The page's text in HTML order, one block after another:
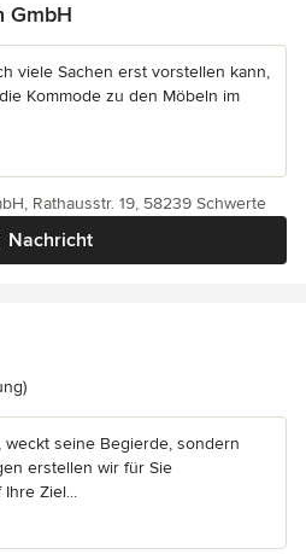
GmbH
viele Sachen erst vorstellen kann,
Kommode zu den Möbeln im
Nachricht
Rathausstr. 19, 58239 Schwerte
5 von 5 Sternen
seine Begierde, sondern
erstellen wir für Sie
Ziel...